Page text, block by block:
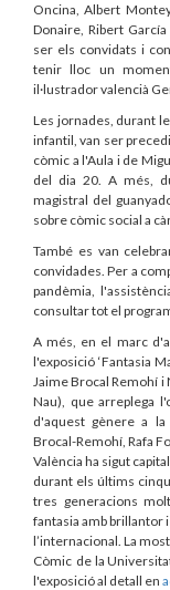
Oncina, Albert
Donaire, Ribert
ser els convidats i
tenir lloc un
il·lustrador valencià
Les jornades, durant
infantil, van ser
còmic a l'Aula i de
del dia 20. A més,
magistral del
sobre còmic social a
També es van
convidades. Per a
pandèmia,
consultar tot el
A més, en el marc
l'exposició ‘Fantasia
Jaime Brocal Remohí i
Nau), que arreplega
d'aquest gènere a la
Brocal-Remohí, Rafa
València ha sigut
durant els últims
tres generacions
fantasia amb brillantor
l’internacional. La
Còmic de la
l'exposició al detall en